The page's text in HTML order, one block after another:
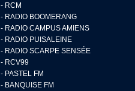
- RCM
- RADIO BOOMERANG
- RADIO CAMPUS AMIENS
- RADIO PUISALEINE
- RADIO SCARPE SENSÉE
- RCV99
- PASTEL FM
- BANQUISE FM